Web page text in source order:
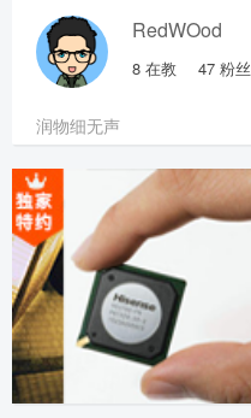
RedWOod
8 在教 47 粉丝
润物细无声